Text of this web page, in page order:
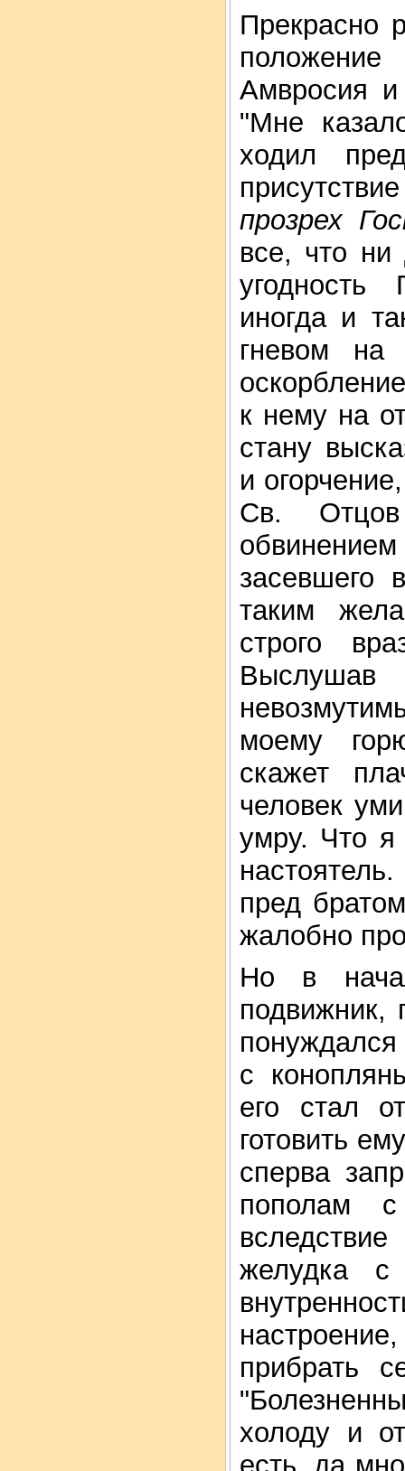
Прекрасно
Амвросия
"Мне
ходил
прозрех
все, что ни
угодность
иногда и
гневом на
к нему на
стану
и
Св.
засевшего
таким
строго
моему
скажет
человек
умру. Что
пред
жалобно
Но в
подвижник,
с
его стал
готовить
сперва
пополам
желудка
прибрать
холоду и